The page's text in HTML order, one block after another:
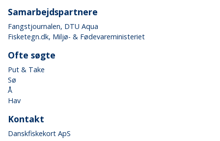
Samarbejdspartnere
Fangstjournalen, DTU Aqua
Fisketegn.dk, Miljø- & Fødevareministeriet
Ofte søgte
Put & Take
Sø
Å
Hav
Kontakt
Danskfiskekort ApS